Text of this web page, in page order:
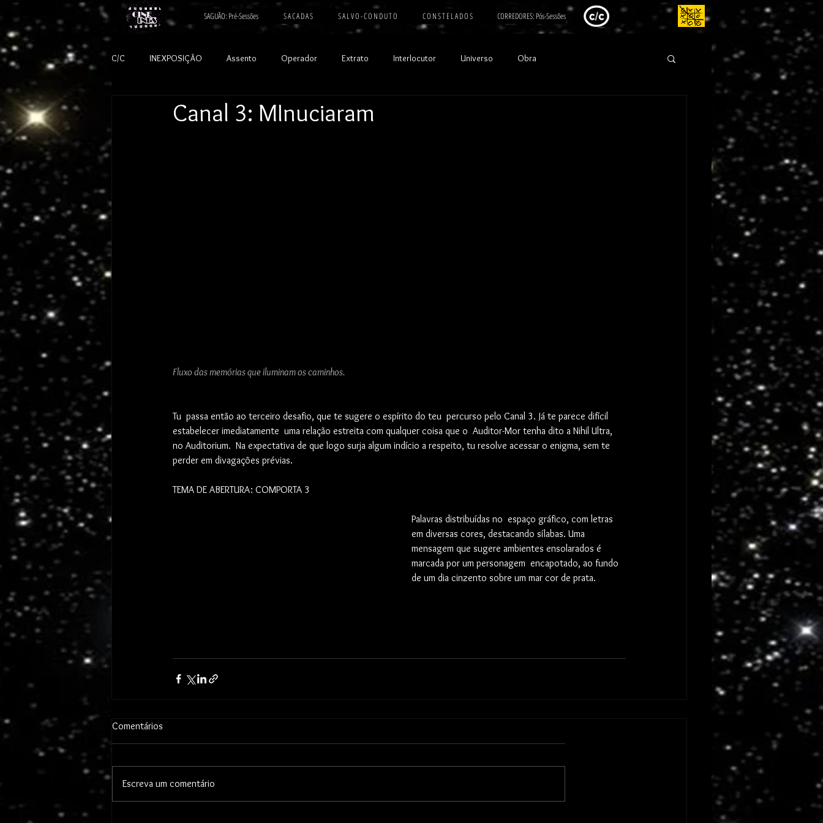
SAGUÃO: Pré-Sessões S A C A D A S S A L V O - C O N D U T O C O N S T E L A D O S CORREDORES: Pós-Sessões
C/C INEXPOSIÇÃO Assento Operador Extrato Interlocutor Universo Obra
Canal 3: MInuciaram
Fluxo das memórias que iluminam os caminhos.
Tu  passa então ao terceiro desafio, que te sugere o espírito do teu  percurso pelo Canal 3. Já te parece difícil
estabelecer imediatamente  uma relação estreita com qualquer coisa que o  Auditor-Mor tenha dito a Nihil Ultra,
no Auditorium.  Na expectativa de que logo surja algum indício a respeito, tu resolve acessar o enigma, sem te
perder em divagações prévias.
TEMA DE ABERTURA: COMPORTA 3
Palavras distribuídas no  espaço gráfico, com letras
em diversas cores, destacando sílabas. Uma
mensagem que sugere ambientes ensolarados é
marcada por um personagem  encapotado, ao fundo
de um dia cinzento sobre um mar cor de prata.
Comentários
Escreva um comentário